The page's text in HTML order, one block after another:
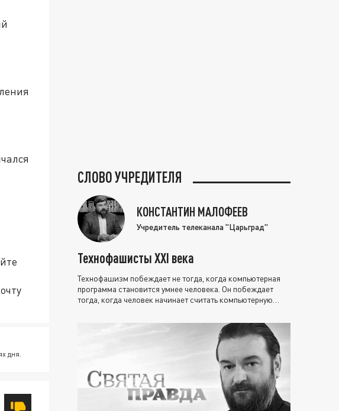
дня.
СЛОВО УЧРЕДИТЕЛЯ
КОНСТАНТИН МАЛОФЕЕВ
Учредитель телеканала "Царьград"
Технофашисты XXI века
Технофашизм побеждает не тогда, когда компьютерная
программа становится умнее человека. Он побеждает
тогда, когда человек начинает считать компьютерную